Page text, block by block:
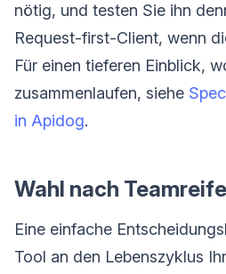
nötig, und testen Sie ihn
Request-first-Client, wenn
Für einen tieferen Einblick,
zusammenlaufen, siehe
in Apidog.
Wahl nach Teamreife
Eine einfache
Tool an den Lebenszyklus